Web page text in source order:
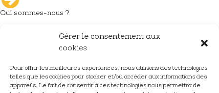
Gérer le consentement aux
cookies
Pour offrir les meilleures expériences, nous utilisons des technologies
telles que les cookies pour stocker et/ou accéder aux informations des
appareils. Le fait de consentir à ces technologies nous permettra de
Qui sommes-nous ?
L'industrie du décolletage
Nous rejoindre